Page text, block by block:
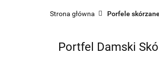
Strona główna Porfele
Portfel Damski